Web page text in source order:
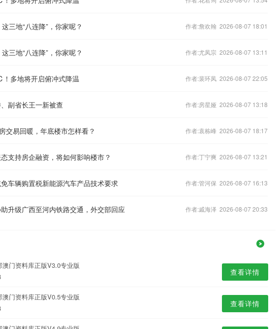
三地“八连降”，你家呢？ 作者:詹欢翰 2026-08-07 18:01
三地“八连降”，你家呢？ 作者:尤凤宗 2026-08-07 13:11
多地将开启俯冲式降温 作者:裴环凤 2026-08-07 22:05
副省长王一新被查 作者:房星娅 2026-08-07 13:18
交易回暖，年底楼市怎样看？ 作者:袁栋峰 2026-08-07 18:17
支持房企融资，将如何影响楼市？ 作者:丁宁爽 2026-08-07 13:21
车辆购置税新能源汽车产品技术要求 作者:管河保 2026-08-07 16:13
升级广西至河内铁路交通，外交部回应 作者:戚海泽 2026-08-07 20:33
澳门资料库正版V3.0专业版
查看详情
澳门资料库正版V0.5专业版
查看详情